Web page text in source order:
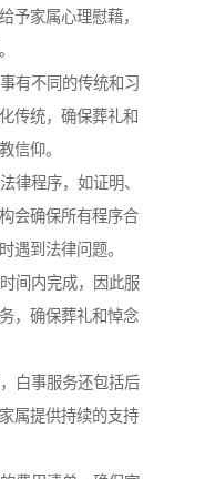
予家属心理慰藉，
有不同的传统和习
传统，确保葬礼和
信仰。
律程序，如证明、
会确保所有程序合
遇到法律问题。
间内完成，因此服
，确保葬礼和悼念
白事服务还包括后
属提供持续的支持